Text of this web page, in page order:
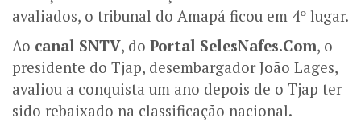
avaliados, o tribunal do Amapá ficou em 4º lugar.
Ao canal SNTV, do Portal SelesNafes.Com, o
presidente do Tjap, desembargador João Lages,
avaliou a conquista um ano depois de o Tjap ter
sido rebaixado na classificação nacional.